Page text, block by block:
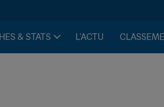
& STATS L'ACTU